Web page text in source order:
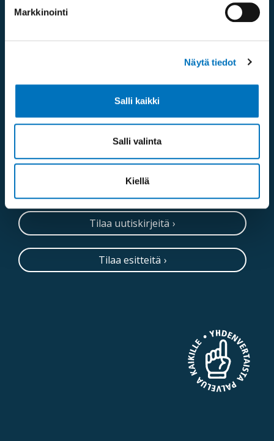
Markkinointi
Näytä tiedot
Salli kaikki
Salli valinta
Kiellä
Seuraa meitä
Neuvontapalvelu
Tilaa uutiskirjeitä
Tilaa esitteitä